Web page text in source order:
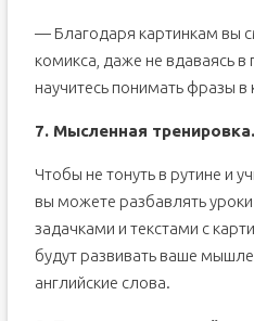
— Благодаря картинкам вы
комикса, даже не вдаваясь
научитесь понимать фразы в
7. Мысленная тренировка.
Чтобы не тонуть в рутине и
вы можете разбавлять
задачками и текстами с
будут развивать ваше
английские слова.